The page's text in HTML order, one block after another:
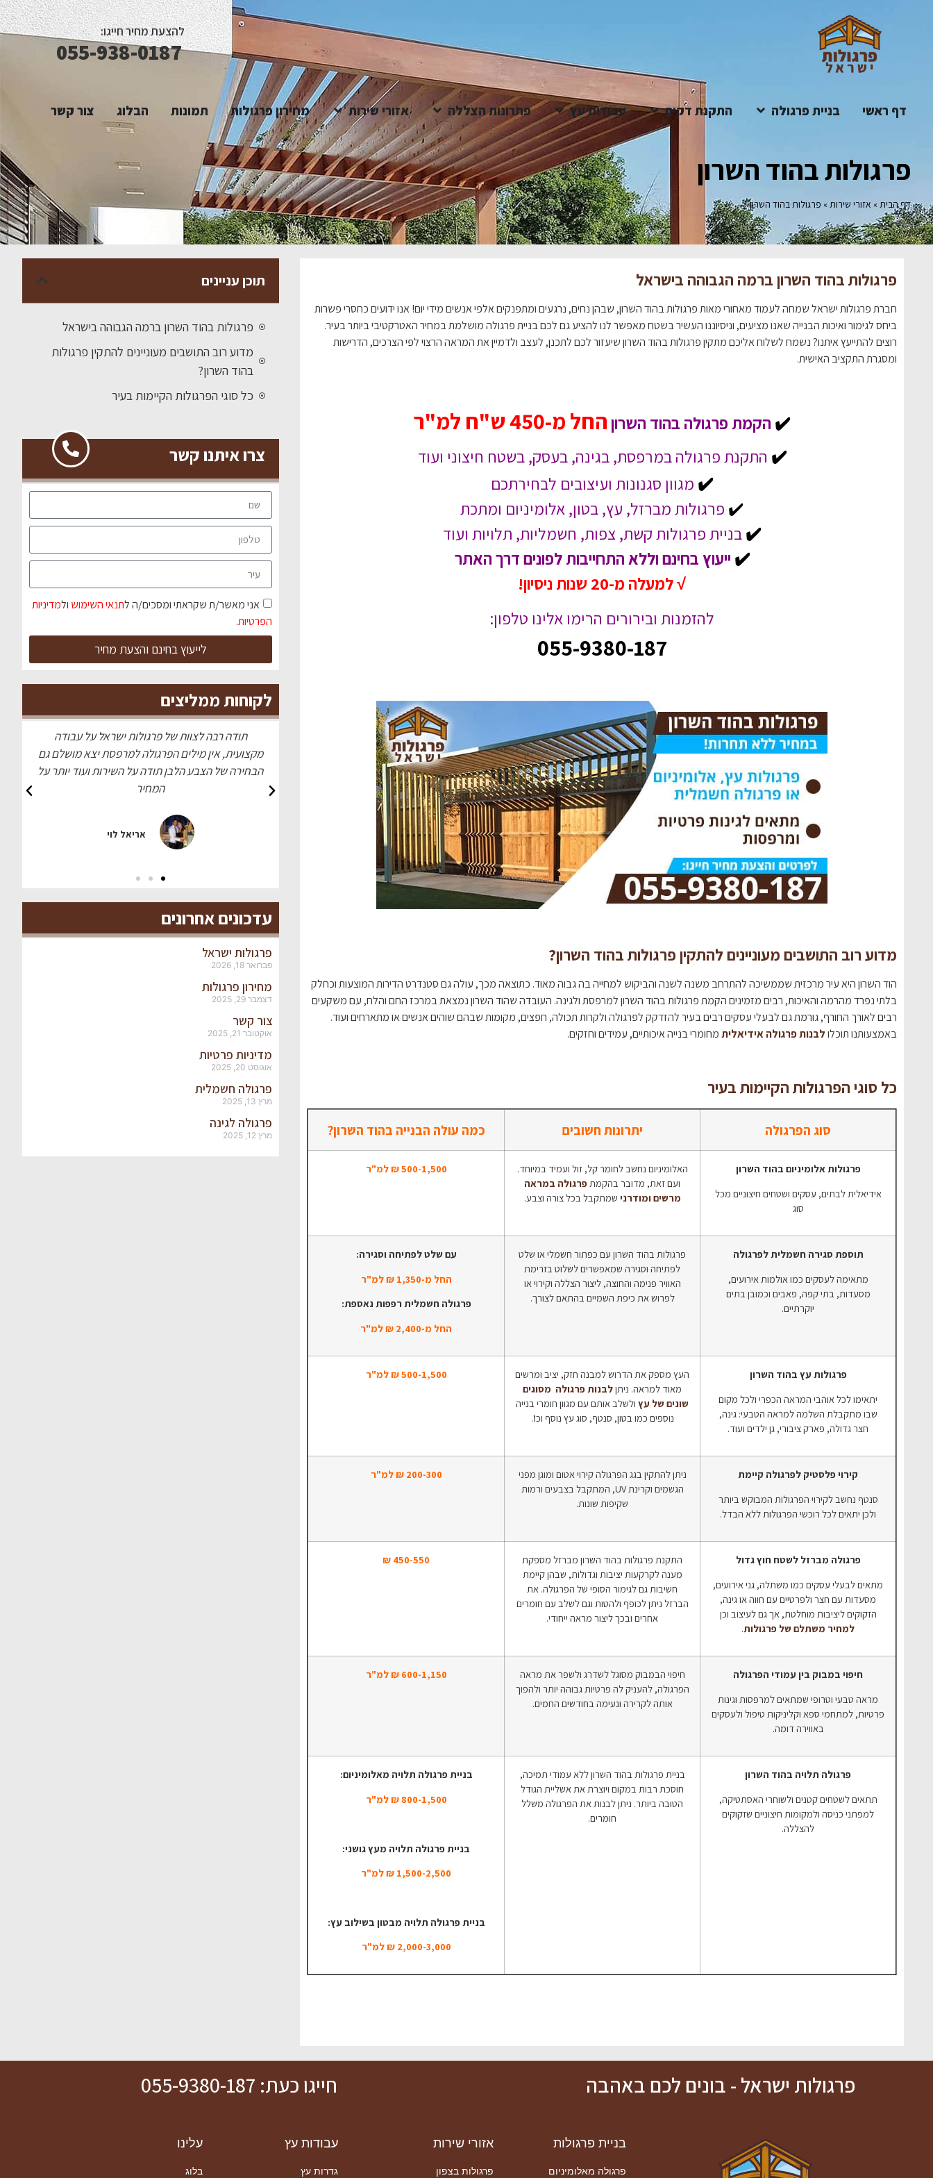
להצעת מחיר חייגו:
055-938-0187
דף ראשי בניית פרגולה התקנת דקים עבודות עץ פתרונות הצללה אזורי שירות מחירון פרגולות תמונות הבלוג צור קשר
פרגולות בהוד השרון
דף הבית » אזורי שירות» פרגולות בהוד השרון
פרגולות בהוד השרון ברמה הגבוהה בישראל
חברת פרגולות ישראל שמחה לעמוד מאחורי מאות פרגולות בהוד השרון, שבהן נחים, נרגעים ומתפנקים אלפי אנשים מידי יום! אנו ידועים כחסרי פשרות
ביחס לגימור ואיכות הבנייה שאנו מציעים, וניסיוננו העשיר בשטח מאפשר לנו להציע גם לכם בניית פרגולה מושלמת במחיר האטרקטיבי ביותר בעיר.
רוצים להתייעץ איתנו? נשמח לשלוח אליכם מתקין פרגולות בהוד השרון שיעזור לכם לתכנן, לעצב ולדמיין את המראה הרצוי לפי הצרכים, הדרישות
ומסגרת התקציב האישית.
✔️ הקמת פרגולה בהוד השרוןהחל מ-450 ש"ח למ"ר
✔️ התקנת פרגולה במרפסת, בגינה, בעסק, בשטח חיצוני ועוד
✔️ מגוון סגנונות ועיצובים לבחירתכם
✔️ פרגולות מברזל, עץ, בטון, אלומיניום ומתכת
✔️בניית פרגולות קשת, צפות, חשמליות, תלויות ועוד
✔️ ייעוץ בחינם וללא התחייבות לפונים דרך האתר
√ למעלה מ-20 שנות ניסיון!
להזמנות ובירורים הרימו אלינו טלפון:
055-9380-187
מדוע רוב התושבים מעוניינים להתקין פרגולות בהוד השרון?
הוד השרון היא עיר מרכזית שממשיכה להתרחב משנה לשנה והביקוש למחייה בה גבוה מאוד. כתוצאה מכך, עולה גם סטנדרט הדירות המוצעות וכחלק
בלתי נפרד מהרמה והאיכות, רבים מזמינים הקמת פרגולות בהוד השרון למרפסת ולגינה. העובדה שהוד השרון נמצאת במרכז החם והלח, עם משקעים
רבים לאורך החורף, גורמת גם לבעלי עסקים רבים בעיר להזדקק לפרגולה ולקרות תכולה, חפצים, מקומות שבהם שוהים אנשים או מתארחים ועוד.
באמצעותנו תוכלולבנות פרגולה אידיאליתמחומרי בנייה איכותיים, עמידים וחזקים.
כל סוגי הפרגולות הקיימות בעיר
סוג הפרגולה יתרונות חשובים כמה עולה הבנייה בהוד השרון?
פרגולות אלומיניום בהוד השרון
אידיאלית לבתים, עסקים ושטחים חיצוניים מכל
סוג
האלומיניום נחשב לחומר קל, זול ועמיד במיוחד.
ועם זאת, מדובר בהקמת פרגולה במראה
מרשים ומודרני שמתקבל בכל צורה וצבע.
500-1,500 ₪ למ"ר
תוספת סגירה חשמלית לפרגולה
מתאימה לעסקים כמו אולמות אירועים,
מסעדות, בתי קפה, פאבים וכמובן בתים
יוקרתיים.
פרגולות בהוד השרון עם כפתור חשמלי או שלט
לפתיחה וסגירה שמאפשרים לשלוט בזרימת
האוויר פנימה והחוצה, ליצור הצללה וקירוי או
לפרוש את כיפת השמיים בהתאם לצורך.
עם שלט לפתיחה וסגירה:
החל מ-1,350 ₪ למ"ר
פרגולה חשמלית רפפות נאספת:
החל מ-2,400 ₪ למ"ר
פרגולות עץ בהוד השרון
יתאימו לכל אוהבי המראה הכפרי ולכל מקום
שבו מתקבלת השלמה למראה הטבעי: גינה,
חצר גדולה, פארק ציבורי, גן ילדים ועוד.
העץ מספק את הדרוש למבנה חזק, יציב ומרשים
מאוד למראה. ניתןלבנות פרגולה מסוגים
שונים של עץ ולשלב אותם עם מגוון חומרי בנייה
נוספים כמו בטון, סנטף, סוג עץ נוסף וכו'.
500-1,500 ₪ למ"ר
קירוי פלסטיק לפרגולה קיימת
סנטף נחשב לקירוי הפרגולות המבוקש ביותר
ולכן יתאים לכל רוכשי הפרגולות ללא הבדל.
ניתן להתקין בגג הפרגולה קירוי אטום ומוגן מפני
הגשמים וקרינת UV, המתקבל בצבעים ורמות
שקיפות שונות.
200-300 ₪ למ"ר
פרגולה מברזל לשטח חוץ גדול
מתאים לבעלי עסקים כמו משתלה, גני אירועים,
מסעדות עם חצר ולפרטיים עם חווה או גינה,
הזקוקים ליציבות מוחלטת, אך גם לעיצוב וכן
למחיר משתלם של פרגולות.
התקנת פרגולות בהוד השרון מברזל מספקת
מענה לקרקעות יציבות וגדולות, שבהן קיימת
חשיבות גם לגימור הסופי של הפרגולה. את
הברזל ניתן לכופף ולהטות וגם לשלב עם חומרים
אחרים ובכך ליצור מראה ייחודי.
450-550 ₪
חיפוי במבוק בין עמודי הפרגולה
מראה טבעי וטרופי שמתאים למרפסות וגינות
פרטיות, למתחמי ספא וקליניקות טיפול ולעסקים
באווירה דומה.
חיפוי הבמבוק מסוגל לשדרג ולשפר את מראה
הפרגולה, להעניק לה פרטיות גבוהה יותר ולהפוך
אותה לקרירה ונעימה בחודשים החמים.
600-1,150 ₪ למ"ר
פרגולה תלויה בהוד השרון
תתאים לשטחים קטנים ולשוחרי האסתטיקה,
למפתני כניסה ולמקומות חיצוניים שזקוקים
להצללה.
בניית פרגולות בהוד השרון ללא עמודי תמיכה,
חוסכת רבות במקום ויוצרת את אשליית הגודל
הטובה ביותר. ניתן לבנות את הפרגולה משלל
חומרים.
בניית פרגולה תלויה מאלומיניום:
800-1,500 ₪ למ"ר
בניית פרגולה תלויה מעץ גושני:
1,500-2,500 ₪ למ"ר
בניית פרגולה תלויה מבטון בשילוב עץ:
2,000-3,000 ₪ למ"ר
תוכן עניינים
פרגולות בהוד השרון ברמה הגבוהה בישראל
מדוע רוב התושבים מעוניינים להתקין פרגולות
בהוד השרון?
כל סוגי הפרגולות הקיימות בעיר
צרו איתנו קשר
אני מאשר/ת שקראתי ומסכים/ה לתנאי השימוש ולמדיניות
הפרטיות.
לייעוץ בחינם והצעת מחיר
לקוחות ממליצים
היינו צריכים קירוי למרפסת שלנו והגענו לאתר שלכם
דיי במקרה, שמחים לבסוף שבחרנו בכם, נתנאל עשה
עבודה מדהימה ברמה מאוד גבוהה, אין הרבה בעלי
מקצוע כאלה.
משה לוי
תודה רבה לצוות של פרגולות ישראל על עבודה
מקצועית, אין מילים הפרגולה למרפסת יצא מושלם גם
הבחירה של הצבע הלבן תודה על השירות ועוד יותר על
המחיר
אריאל לוי
עשו לי פרגולה מדהימה בצבע עץ טיק, כל השכנים
התלהבו שירות מעולה ומחיר הוגן
מעיין כהן
עדכונים אחרונים
פרגולות ישראל
פברואר 18, 2026
מחירון פרגולות
דצמבר 29, 2025
צור קשר
אוקטובר 21, 2025
מדיניות פרטיות
אוגוסט 20, 2025
פרגולה חשמלית
מרץ 13, 2025
פרגולה לגינה
מרץ 12, 2025
פרגולות ישראל - בונים לכם באהבה חייגו כעת: 055-9380-187
בניית פרגולות
פרגולה מאלומיניום
אזורי שירות
פרגולות בצפון
עבודות עץ
גדרות עץ
עלינו
בלוג